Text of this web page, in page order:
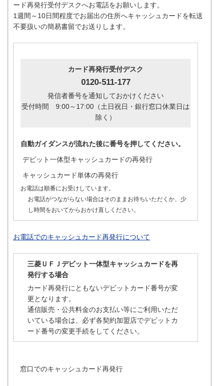
ード再発行受付デスクへお電話をお願いします。
1週間～10日間程度でお届出の住所へキャッシュカードを転送
不要扱いの簡易書留でお送りします。
カード再発行受付デスク
0120-511-177
発信者番号を通知しておかけください
受付時間 9:00～17:00（土日祝日・銀行窓口休業日は
除く）
自動ガイダンスが流れた後に番号を押してください。
デビット一体型キャッシュカードの再発行
キャッシュカード単体の再発行
お電話は順番にお受けしています。
お電話がつながらない場合はそのままお待ちいただくか、少
し時間をおいてからおかけ直しください。
お電話でのキャッシュカード再発行について
三菱ＵＦＪデビット一体型キャッシュカードを再
発行する場合
カード再発行にともないデビットカード番号が変
更となります。
通信販売・公共料金のお支払い等にご利用いただ
いている場合は、必ず各契約加盟店でデビットカ
ード番号の変更手続をしてください。
窓口でのキャッシュカード再発行